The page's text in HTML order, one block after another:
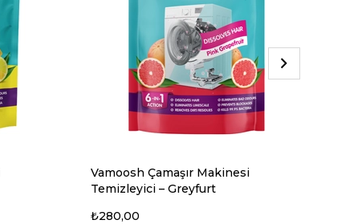
Vamoosh Çamaşır Makinesi
Temizleyici – Greyfurt
₺280,00